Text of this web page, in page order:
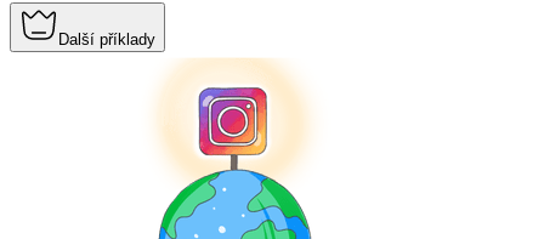
Další příklady